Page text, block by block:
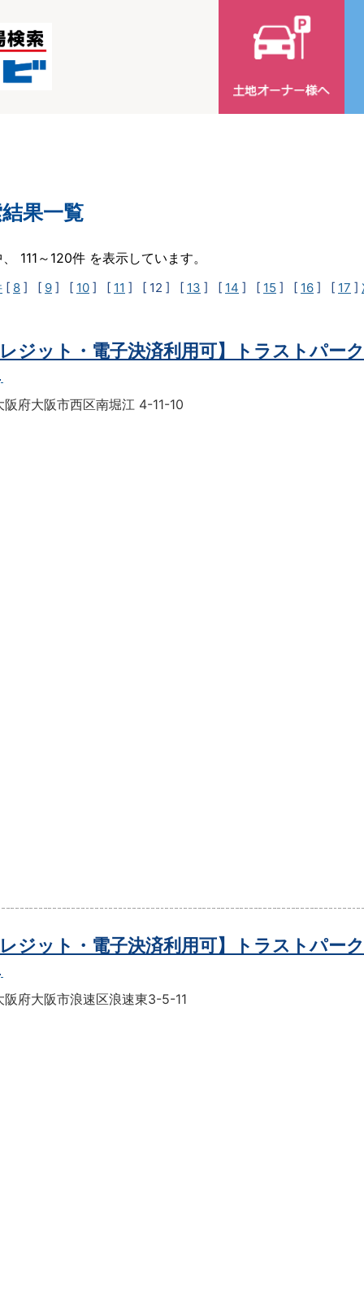
果一覧
111～120件 を表示しています。
[ 8 ] [ 9 ] [ 10 ] [ 11 ] [ 12 ] [ 13 ] [ 14 ] [ 15 ] [ 16 ] [ 17 ]
レジット・電子決済利用可】トラストパー
阪府大阪市西区南堀江 4-11-10
レジット・電子決済利用可】トラストパー
阪府大阪市浪速区浪速東3-5-11